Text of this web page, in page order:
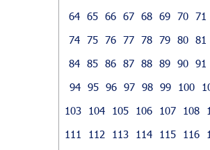
64 65 66 67 68 69 70 71
74 75 76 77 78 79 80 81
84 85 86 87 88 89 90 91
94 95 96 97 98 99 100
103
104 105 106 107 108
111
112 113 114 115 116